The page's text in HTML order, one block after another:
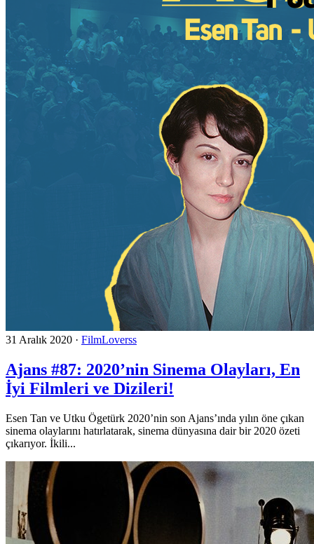
31 Aralık 2020 · FilmLoverss
Ajans #87: 2020’nin Sinema Olayları, En
İyi Filmleri ve Dizileri!
Esen Tan ve Utku Ögetürk 2020’nin son Ajans’ında yılın öne çıkan
sinema olaylarını hatırlatarak, sinema dünyasına dair bir 2020 özeti
çıkarıyor. İkili...